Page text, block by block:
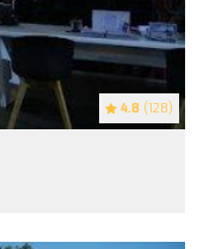
4.8 (128)